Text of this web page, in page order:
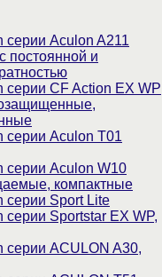
серии Aculon A211
постоянной и
серии СF Action EX WP
серии Aculon T01
серии Aculon W10
компактные
серии Sport Lite
серии Sportstar EX WP,
серии ACULON A30,